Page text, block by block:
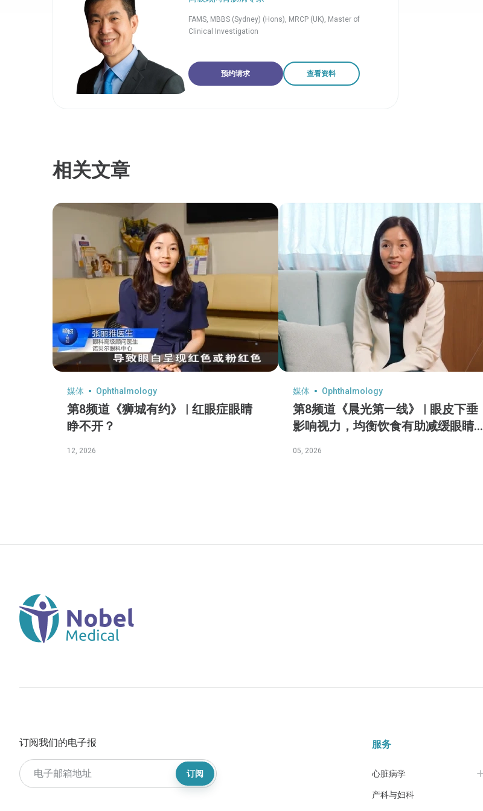
FAMS, MBBS (Sydney) (Hons), MRCP (UK), Master of
Clinical Investigation
预约请求 查看资料
相关文章
媒体 Ophthalmology
第8频道《狮城有约》 | 红眼症眼睛
睁不开？
12, 2026
媒体 Ophthalmology
第8频道《晨光第一线》 | 眼皮下垂
影响视力，均衡饮食有助减缓眼睛老
05, 2026
订阅我们的电子报
订阅
服务
心脏病学
产科与妇科